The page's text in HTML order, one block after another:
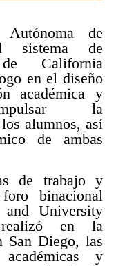
de
de
California
en el diseño
académica y
la
alumnos, así
de ambas
de trabajo y
binacional
and University
realizó en la
San Diego, las
académicas y